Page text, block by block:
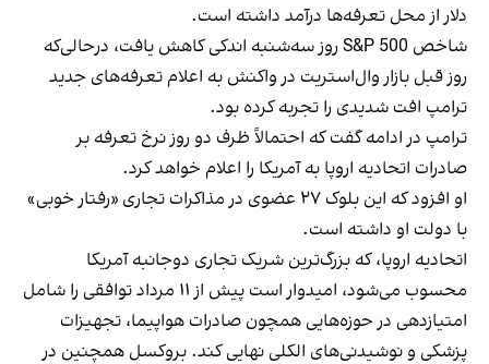
دلار از محل تعرفه‌ها درآمد داشته است.
شاخص S&P 500 روز سه‌شنبه اندکی کاهش یافت، درحالی‌که
روز قبل بازار وال‌استریت در واکنش به اعلام تعرفه‌های جدید
ترامپ افت شدیدی را تجربه کرده بود.
ترامپ در ادامه گفت که احتمالاً ظرف دو روز نرخ تعرفه بر
صادرات اتحادیه اروپا به آمریکا را اعلام خواهد کرد.
او افزود که این بلوک ۲۷ عضوی در مذاکرات تجاری «رفتار خوبی»
با دولت او داشته است.
اتحادیه اروپا، که بزرگ‌ترین شریک تجاری دوجانبه آمریکا
محسوب می‌شود، امیدوار است پیش از ۱۱ مرداد توافقی را شامل
امتیازدهی در حوزه‌هایی همچون صادرات هواپیما، تجهیزات
پزشکی و نوشیدنی‌های الکلی نهایی کند. بروکسل همچنین در